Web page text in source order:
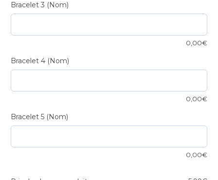
Bracelet 3 (Nom)
0,00€
Bracelet 4 (Nom)
0,00€
Bracelet 5 (Nom)
0,00€